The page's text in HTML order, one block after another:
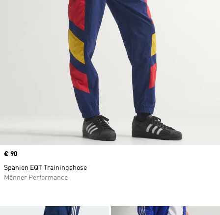
Price
€ 90
Spanien EQT Trainingshose
Männer Performance